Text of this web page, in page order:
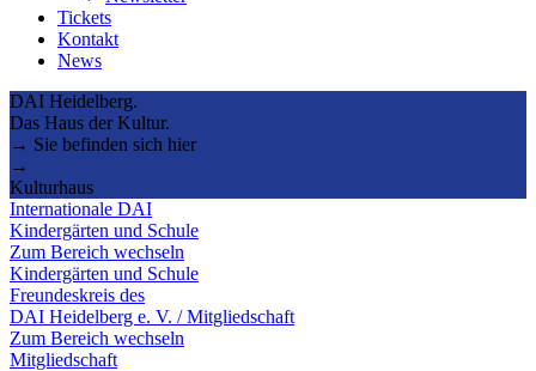
Tickets
Kontakt
News
DAI Heidelberg.
Das Haus der Kultur.
→ Sie befinden sich hier
→
Kulturhaus
Internationale DAI
Kindergärten und Schule
Zum Bereich wechseln
Kindergärten und Schule
Freundeskreis des
DAI Heidelberg e. V. / Mitgliedschaft
Zum Bereich wechseln
Mitgliedschaft